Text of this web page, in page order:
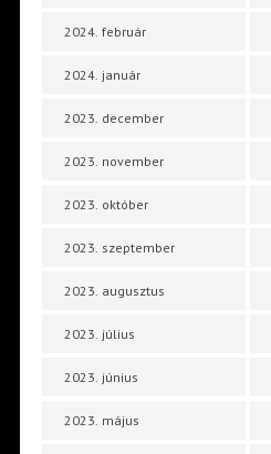
2024. február
2024. január
2023. december
2023. november
2023. október
2023. szeptember
2023. augusztus
2023. július
2023. június
2023. május